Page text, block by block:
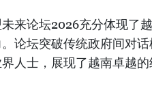
来论坛2026充分体现了
论坛突破传统政府间对
人士，展现了越南卓越